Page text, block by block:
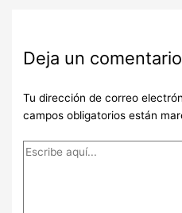
Deja un comentario
Tu dirección de correo
campos obligatorios están
Escribe